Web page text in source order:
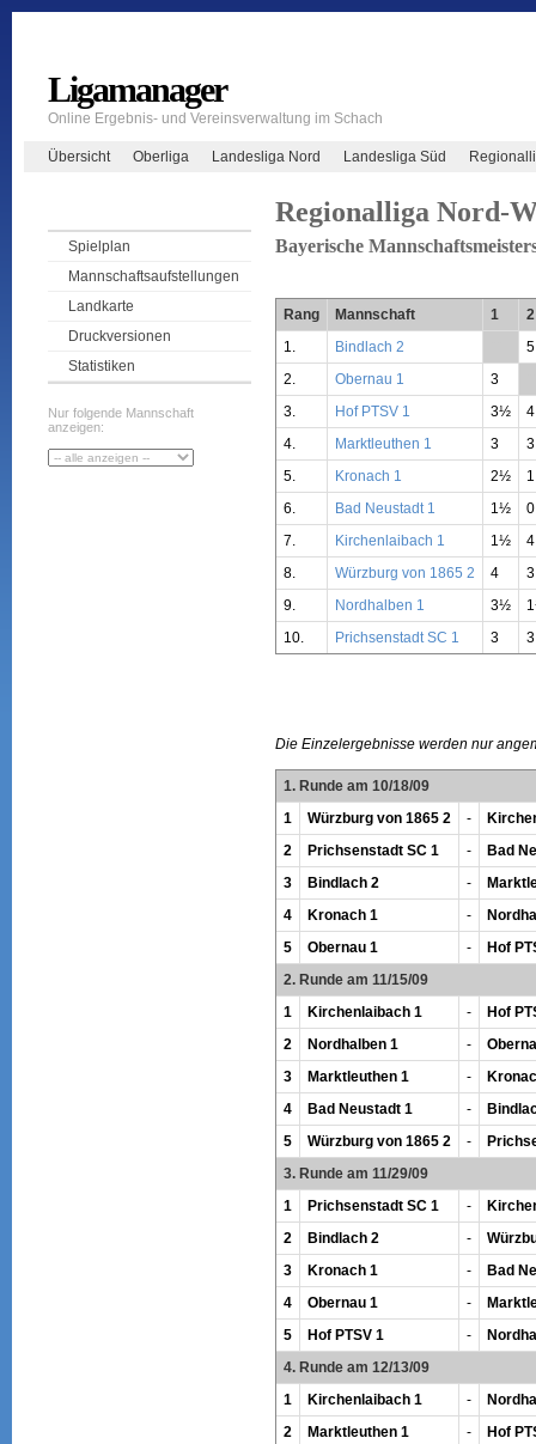
Ligamanager
Online Ergebnis- und Vereinsverwaltung im Schach
Übersicht Oberliga Landesliga Nord Landesliga Süd
Spielplan
Mannschaftsaufstellungen
Landkarte
Druckversionen
Statistiken
Nur folgende Mannschaft
anzeigen:
Regionalliga Nord-
Bayerische
Rang Mannschaft 1
2
1.
Bindlach 2
5
2.
Obernau 1 3
3.
Hof PTSV 1 3½
4
4.
Marktleuthen 1 3
3
5.
Kronach 1 2½
1
6.
Bad Neustadt 1 1½
0
7.
Kirchenlaibach 1 1½
4
8.
Würzburg von 1865 2 4
3
9.
Nordhalben 1 3½
10.
Prichsenstadt SC 1 3 3
Die Einzelergebnisse werden nur
1. Runde am 10/18/09
1
Würzburg von 1865 2 -
2
Prichsenstadt SC 1 -
Bad
3
Bindlach 2 -
4
Kronach 1 -
5
Obernau 1 -
Hof
2. Runde am 11/15/09
1
Kirchenlaibach 1 -
Hof
2
Nordhalben 1 -
3
Marktleuthen 1 -
4
Bad Neustadt 1 -
5
Würzburg von 1865 2 -
3. Runde am 11/29/09
1
Prichsenstadt SC 1 -
2
Bindlach 2 -
3
Kronach 1 -
Bad
4
Obernau 1 -
5
Hof PTSV 1 -
4. Runde am 12/13/09
1
Kirchenlaibach 1 -
2
Marktleuthen 1 -
Hof